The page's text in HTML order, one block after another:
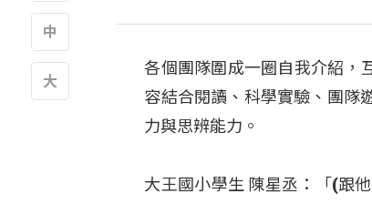
各個團隊圍成一圈自我介紹，
容結合閱讀、科學實驗、團隊
力與思辨能力。
大王國小學生 陳星丞：「(跟